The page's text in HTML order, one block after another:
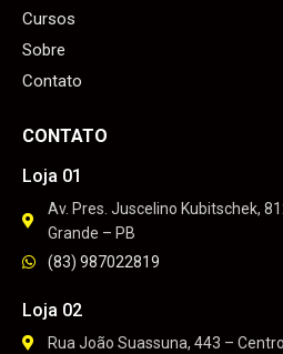
Cursos
Sobre
Contato
CONTATO
Loja 01
Av. Pres. Juscelino Kubitschek,
Grande – PB
(83) 987022819
Loja 02
Rua João Suassuna, 443 –